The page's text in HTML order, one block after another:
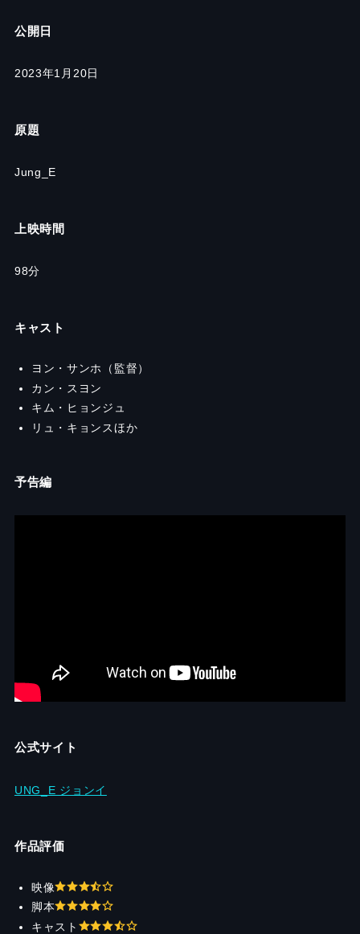
公開日
2023年1月20日
原題
Jung_E
上映時間
98分
キャスト
ヨン・サンホ（監督）
カン・スヨン
キム・ヒョンジュ
リュ・キョンスほか
予告編
公式サイト
UNG_E ジョンイ
作品評価
映像
脚本
キャスト